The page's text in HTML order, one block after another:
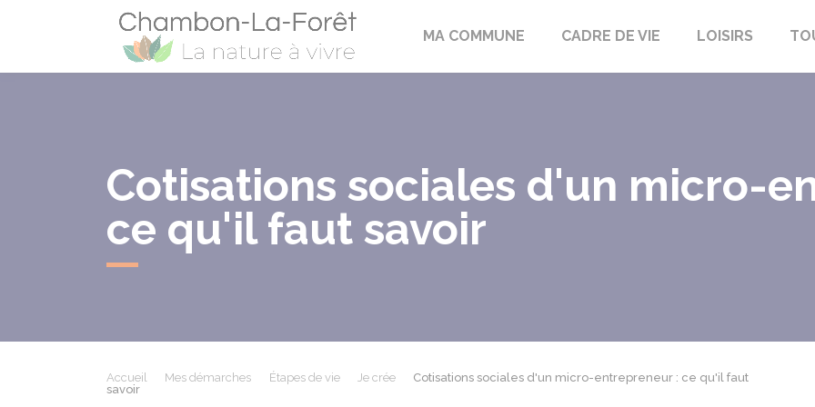
Chambon-la-Fôret
MA COMMUNE CADRE DE VIE LOISIRS
Cotisations sociales d'un micro-
ce qu'il faut savoir
Accueil Mes démarches Étapes de vie Je crée
Cotisations sociales d'un micro-entrepreneur : ce qu'il faut
savoir